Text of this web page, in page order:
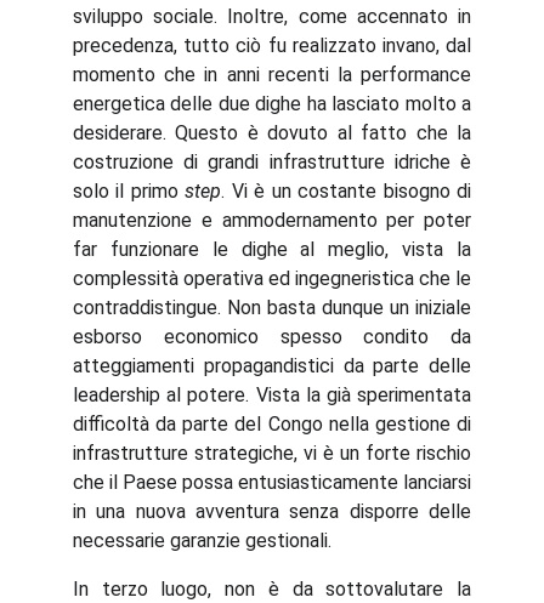
sviluppo sociale. Inoltre, come accennato in
precedenza, tutto ciò fu realizzato invano, dal
momento che in anni recenti la performance
energetica delle due dighe ha lasciato molto a
desiderare. Questo è dovuto al fatto che la
costruzione di grandi infrastrutture idriche è
solo il primostep. Vi è un costante bisogno di
manutenzione e ammodernamento per poter
far funzionare le dighe al meglio, vista la
complessità operativa ed ingegneristica che le
contraddistingue. Non basta dunque un iniziale
esborso economico spesso condito da
atteggiamenti propagandistici da parte delle
leadership al potere. Vista la già sperimentata
difficoltà da parte del Congo nella gestione di
infrastrutture strategiche, vi è un forte rischio
che il Paese possa entusiasticamente lanciarsi
in una nuova avventura senza disporre delle
necessarie garanzie gestionali.
In terzo luogo, non è da sottovalutare la